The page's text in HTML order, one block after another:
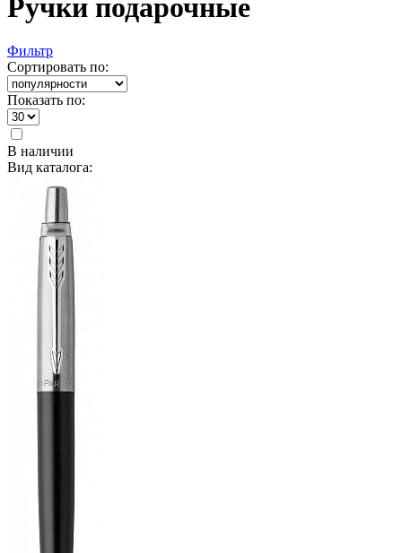
Ручки подарочные
Фильтр
Сортировать по:
Показать по:
В наличии
Вид каталога: